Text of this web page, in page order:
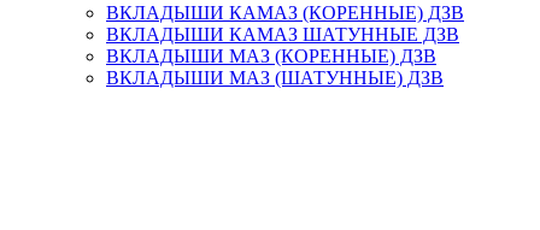
ВКЛАДЫШИ КАМАЗ (КОРЕННЫЕ) ДЗВ
ВКЛАДЫШИ КАМАЗ ШАТУННЫЕ ДЗВ
ВКЛАДЫШИ МАЗ (КОРЕННЫЕ) ДЗВ
ВКЛАДЫШИ МАЗ (ШАТУННЫЕ) ДЗВ